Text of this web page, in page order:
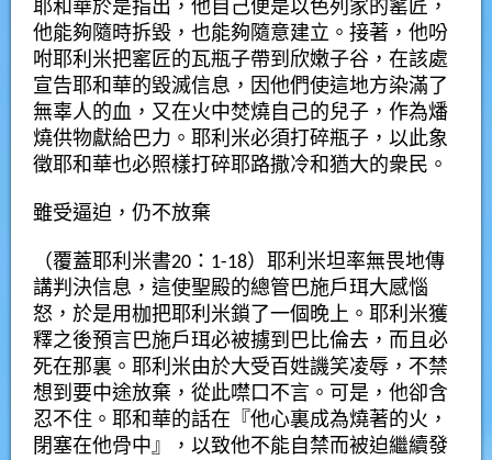
耶和華於是指出，他自己便是以色列家的窰匠，
他能夠隨時拆毀，也能夠隨意建立。接著，他吩
咐耶利米把窰匠的瓦瓶子帶到欣嫩子谷，在該處
宣告耶和華的毀滅信息，因他們使這地方染滿了
無辜人的血，又在火中焚燒自己的兒子，作為燔
燒供物獻給巴力。耶利米必須打碎瓶子，以此象
徵耶和華也必照樣打碎耶路撒冷和猶大的衆民。
雖受逼迫，仍不放棄
（覆蓋耶利米書20：1-18）耶利米坦率無畏地傳
講判決信息，這使聖殿的總管巴施戶珥大感惱
怒，於是用枷把耶利米鎖了一個晚上。耶利米獲
釋之後預言巴施戶珥必被擄到巴比倫去，而且必
死在那裏。耶利米由於大受百姓譏笑凌辱，不禁
想到要中途放棄，從此噤口不言。可是，他卻含
忍不住。耶和華的話在『他心裏成為燒著的火，
閉塞在他骨中』，以致他不能自禁而被迫繼續發